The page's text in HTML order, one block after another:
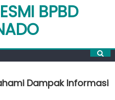
BPBD
Dampak Informasi